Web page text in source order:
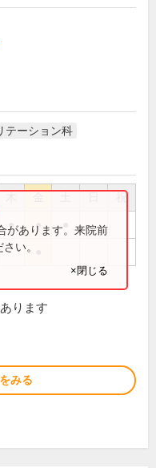
テーション科
祝
● ●
があります。来院前
い。
×閉じる
ります
みる